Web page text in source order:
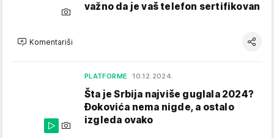
važno da je vaš telefon sertifikovan
Komentariši
PLATFORME 10.12.2024.
Šta je Srbija najviše guglala 2024?
Đokovića nema nigde, a ostalo
izgleda ovako